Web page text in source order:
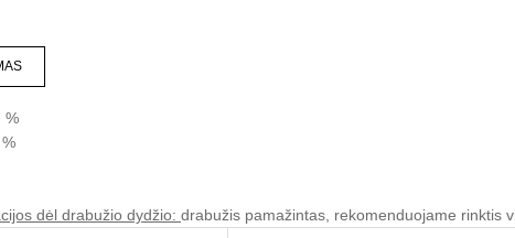
%
dėl drabužio dydžio: drabužis pamažintas, rekomenduojame rinktis